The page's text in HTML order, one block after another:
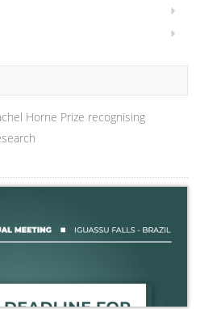
Horne Prize recognising